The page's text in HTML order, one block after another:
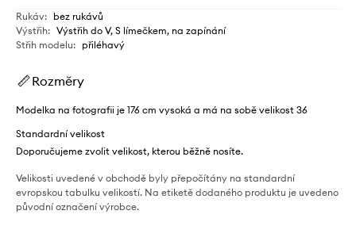
Rukáv: bez rukávů
Výstřih: Výstřih do V, S límečkem, na zapínání
Střih modelu: přiléhavý
Rozměry
Modelka na fotografii je 176 cm vysoká a má na sobě velikost 36
Standardní velikost
Doporučujeme zvolit velikost, kterou běžně nosíte.
Velikosti uvedené v obchodě byly přepočítány na standardní
evropskou tabulku velikostí. Na etiketě dodaného produktu je uvedeno
původní označení výrobce.